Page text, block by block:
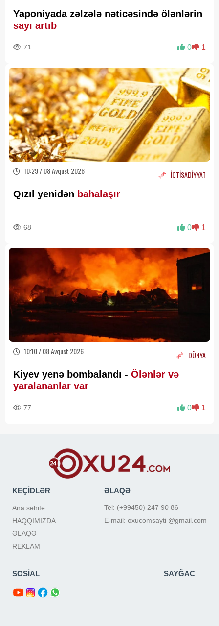
Yaponiyada zəlzələ nəticəsində ölənlərin
sayı artıb
71 0 1
10:29 / 08 Avqust 2026 İQTİSADİYYAT
Qızıl yenidən bahalaşır
68 0 1
10:10 / 08 Avqust 2026 DÜNYA
Kiyev yenə bombalandı - Ölənlər və
yaralananlar var
77 0 1
KEÇİDLƏR
Ana səhifə
HAQQIMIZDA
ƏLAQƏ
REKLAM
ƏLAQƏ
Tel: (+99450) 247 90 86
E-mail: oxucomsayti @gmail.com
SOSİAL SAYĞAC